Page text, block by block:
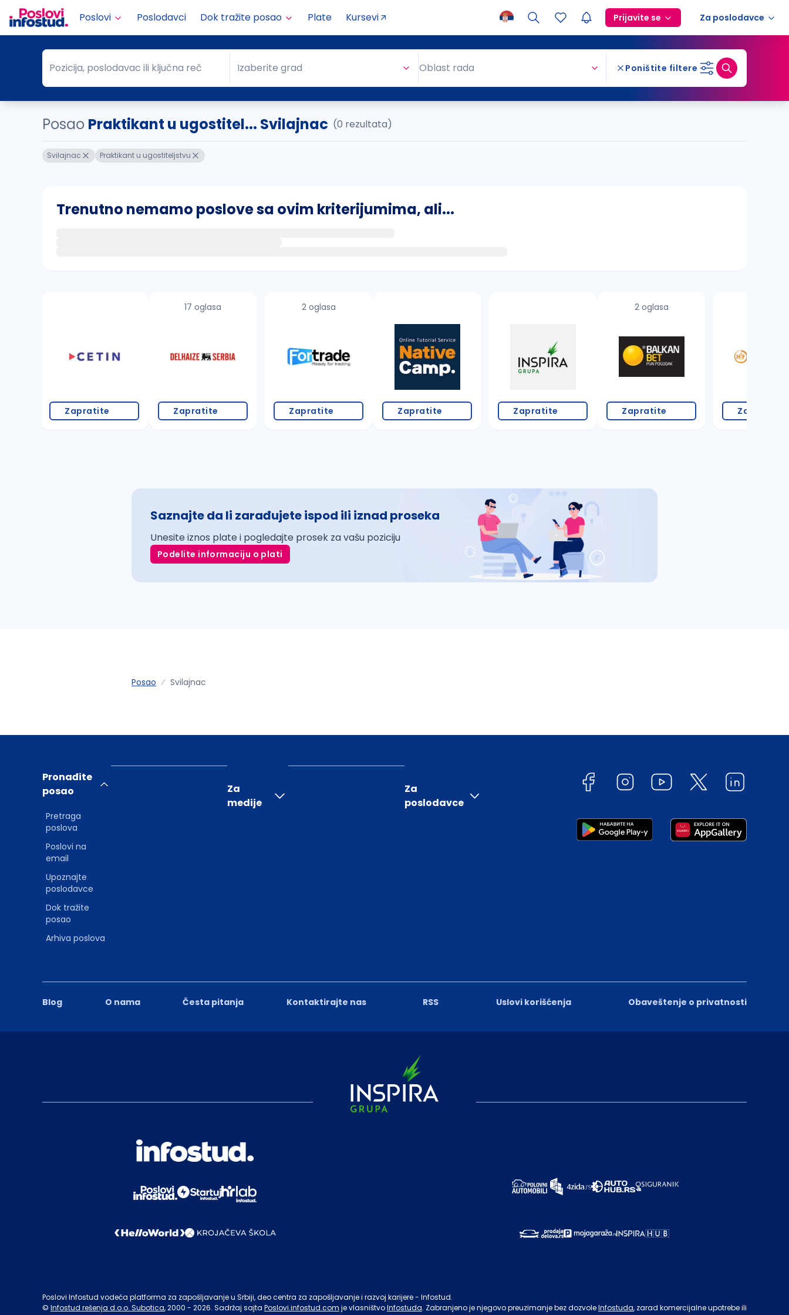
Poslovi Poslodavci Dok tražite posao Plate Kursevi Prijavite se Za poslodavce
Pozicija, poslodavac ili ključna reč
Pozicija, poslodavac ili ključna reč Grad
Izaberite grad Oblast rada Poništite filtere
Posao Praktikant u ugostitel... Svilajnac (0 rezultata)
Svilajnac Praktikant u ugostiteljstvu
Trenutno nemamo poslove sa ovim kriterijumima, ali...
proverite pravopisne greške (koristite č, ć, š, đ, ž, dž)
Zapratite
17 oglasa
Zapratite
2 oglasa
Zapratite Zapratite Zapratite
2 oglasa
Zapratite Zapratite
Saznajte da li zarađujete ispod ili iznad proseka
Unesite iznos plate i pogledajte prosek za vašu poziciju
Podelite informaciju o plati
Posao Svilajnac
Blog O nama Česta pitanja Kontaktirajte nas RSS Uslovi korišćenja Obaveštenje o privatnosti
Pronađite
posao
Pretraga
poslova
Poslovi na
email
Upoznajte
poslodavce
Dok tražite
posao
Arhiva poslova
Za
medije
Za
poslodavce
Poslovi Infostud vodeća platforma za zapošljavanje u Srbiji, deo centra za zapošljavanje i razvoj karijere - Infostud.
© Infostud rešenja d.o.o. Subotica, 2000 - 2026. Sadržaj sajta Poslovi.infostud.com je vlasništvoInfostuda. Zabranjeno je njegovo preuzimanje bez dozvoleInfostuda, zarad komercijalne upotrebe ili